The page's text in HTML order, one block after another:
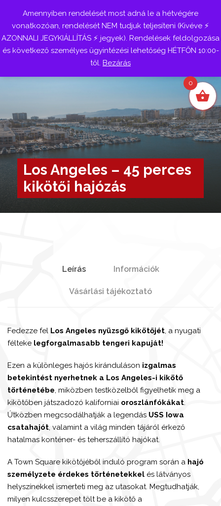
Belépés
Los Angeles – 45 perces
kikötői hajózás
Leírás Információk
Vásárlási tájékoztató
Fedezze fel Los Angeles nyüzsgő kikötőjét , a nyugati
félteke legforgalmasabb tengeri kapuját!
Ezen a különleges hajós kiránduláson izgalmas
betekintést nyerhetnek a Los Angeles-i kikötő
történetébe , miközben testközelből figyelhetik meg a
kikötőben játszadozó kaliforniai oroszlánfókákat
Útközben megcsodálhatják a legendás USS Iowa
csatahajót , valamint a világ minden tájáról érkező
hatalmas konténer- és teherszállító hajókat.
A Town Square kikötőjéből induló program során a hajó
személyzete érdekes történetekkel és látványos
helyszínekkel ismerteti meg az utasokat. Megtudhatják,
milyen kulcsszerepet tölt be a kikötő a
Amennyiben rendelését most adná le a hétvégére
vonatkozóan, rendelését NEM tudjuk teljesíteni (Kivéve ⚡
AZONNALI JEGYKIÁLLÍTÁS ⚡ jegyek). Rendelések feldolgozása
és következő személyes ügyintézési lehetőség HÉTFŐN 10:00-
től. Bezárás
0